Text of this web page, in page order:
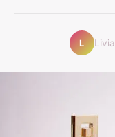
L Livia